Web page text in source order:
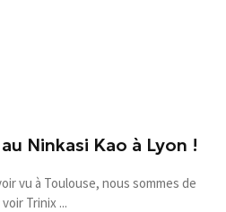
Ninkasi Kao à Lyon !
vu à Toulouse, nous sommes de
Trinix ...